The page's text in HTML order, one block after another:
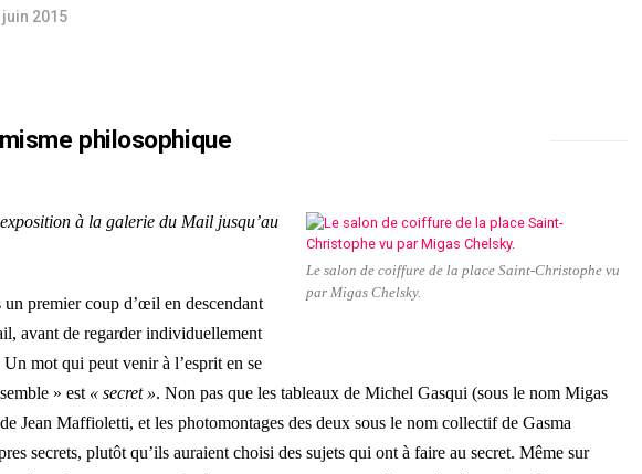
juin 2015
philosophique
Le salon de coiffure de la place Saint-Christophe vu
par Migas Chelsky.
à la galerie du Mail jusqu’au
premier coup d’œil en descendant
avant de regarder individuellement
mot qui peut venir à l’esprit en se
» est « secret ». Non pas que les tableaux de Michel Gasqui (sous le nom Migas
Jean Maffioletti, et les photomontages des deux sous le nom collectif de Gasma
secrets, plutôt qu’ils auraient choisi des sujets qui ont à faire au secret. Même sur